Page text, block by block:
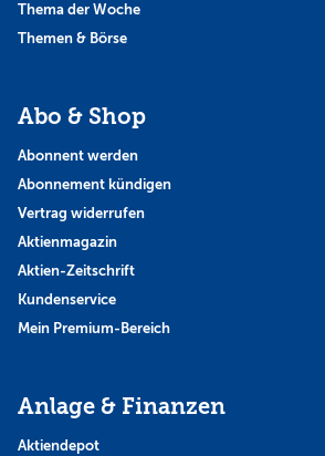
Thema der Woche
Themen & Börse
Abo & Shop
Abonnent werden
Abonnement kündigen
Vertrag widerrufen
Aktienmagazin
Aktien-Zeitschrift
Kundenservice
Mein Premium-Bereich
Anlage & Finanzen
Aktiendepot